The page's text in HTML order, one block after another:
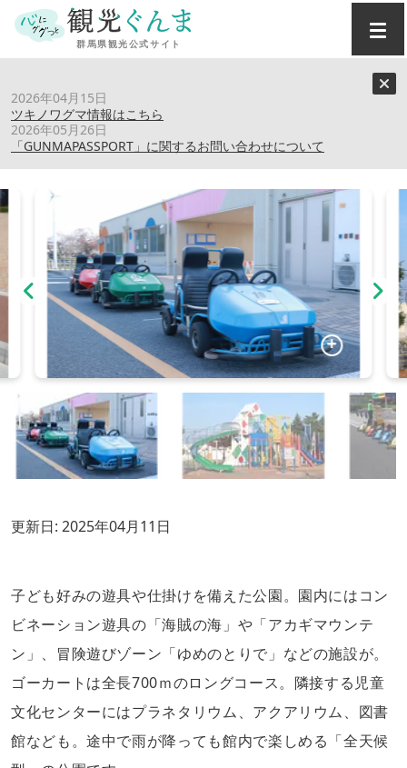
2026年04月15日
ツキノワグマ情報はこちら
2026年05月26日
「GUNMAPASSPORT」に関するお問い合わせについて
ハイノート前橋こども公園
更新日: 2025年04月11日
子ども好みの遊具や仕掛けを備えた公園。園内にはコン
ビネーション遊具の「海賊の海」や「アカギマウンテ
ン」、冒険遊びゾーン「ゆめのとりで」などの施設が。
ゴーカートは全長700ｍのロングコース。隣接する児童
文化センターにはプラネタリウム、アクアリウム、図書
館なども。途中で雨が降っても館内で楽しめる「全天候